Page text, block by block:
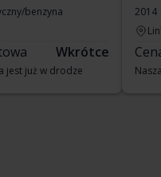
benzyna
Wkrótce
jest już w drodze
2014